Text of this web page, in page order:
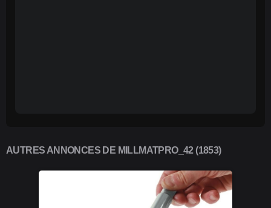
AUTRES ANNONCES DE MILLMATPRO_42 (1853)